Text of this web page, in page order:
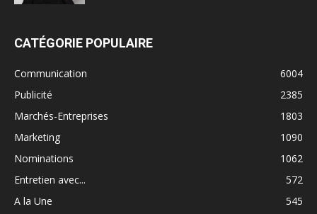
CATÉGORIE POPULAIRE
Communication
6004
Publicité
2385
Marchés-Entreprises
1803
Marketing
1090
Nominations
1062
Entretien avec...
572
A la Une
545